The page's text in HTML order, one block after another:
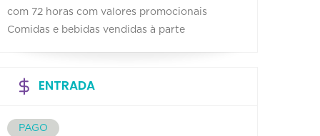
com 72 horas com valores promocionais
Comidas e bebidas vendidas à parte
ENTRADA
PAGO